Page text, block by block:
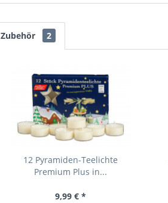
Zubehör 2
12 Pyramiden-Teelichte
Premium Plus in...
9,99 € *